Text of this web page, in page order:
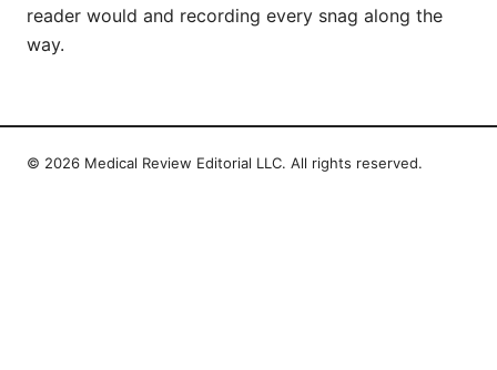
reader would and recording every snag along the
way.
© 2026 Medical Review Editorial LLC. All rights reserved.